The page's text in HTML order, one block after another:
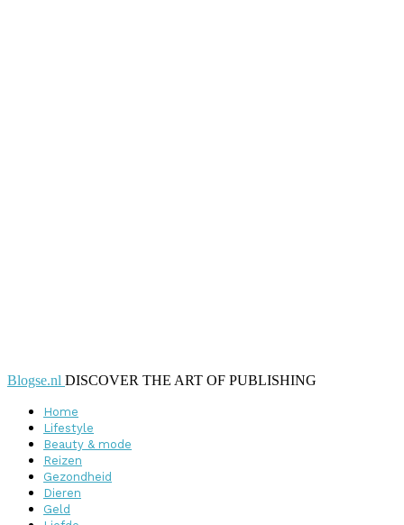
Blogse.nl DISCOVER THE ART OF PUBLISHING
Home
Lifestyle
Beauty & mode
Reizen
Gezondheid
Dieren
Geld